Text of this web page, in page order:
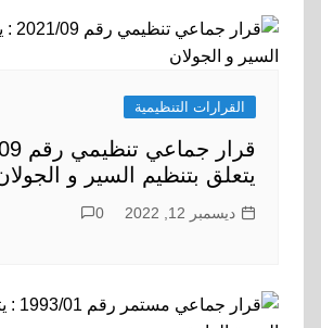
القرارات التنظيمية
يتعلق بتنظيم السير و
ديسمبر 12, 2022 0